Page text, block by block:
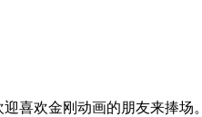
喜欢金刚动画的朋友来捧场。